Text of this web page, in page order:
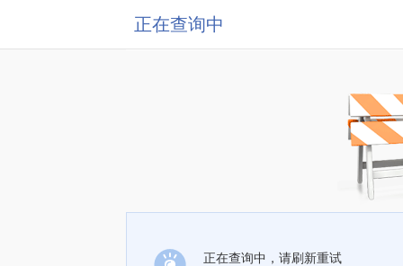
正在查询中
正在查询中，请刷新重试